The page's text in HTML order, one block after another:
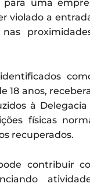
para uma
violado a
18 anos,
à Delegacia
físicas
recuperados.
contribuir